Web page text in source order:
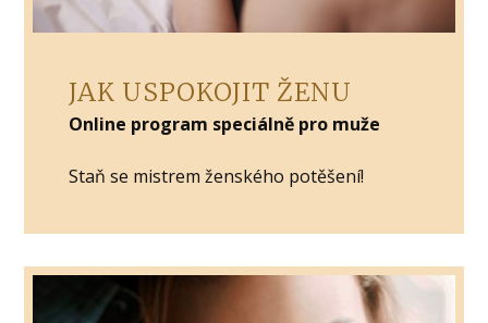
JAK USPOKOJIT ŽENU
Online program speciálně pro muže
Staň se mistrem ženského potěšení!